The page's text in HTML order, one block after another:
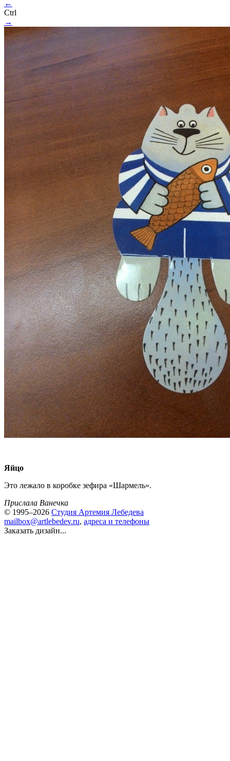
←
Ctrl
→
Яйцо
Это лежало в коробке зефира «Шармель».
Прислала Ванечка
© 1995–2026 Студия Артемия Лебедева
mailbox@artlebedev.ru, адреса и телефоны
Заказать дизайн...